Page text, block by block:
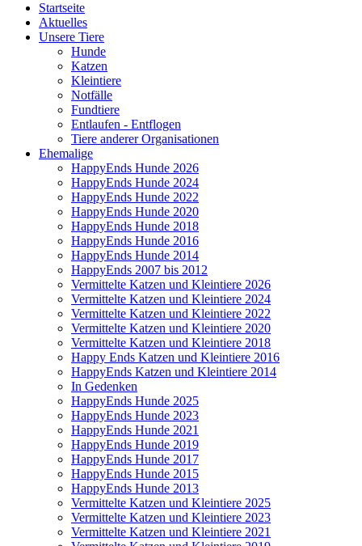
Startseite
Aktuelles
Unsere Tiere
Hunde
Katzen
Kleintiere
Notfälle
Fundtiere
Entlaufen - Entflogen
Tiere anderer Organisationen
Ehemalige
HappyEnds Hunde 2026
HappyEnds Hunde 2024
HappyEnds Hunde 2022
HappyEnds Hunde 2020
HappyEnds Hunde 2018
HappyEnds Hunde 2016
HappyEnds Hunde 2014
HappyEnds 2007 bis 2012
Vermittelte Katzen und Kleintiere 2026
Vermittelte Katzen und Kleintiere 2024
Vermittelte Katzen und Kleintiere 2022
Vermittelte Katzen und Kleintiere 2020
Vermittelte Katzen und Kleintiere 2018
Happy Ends Katzen und Kleintiere 2016
HappyEnds Katzen und Kleintiere 2014
In Gedenken
HappyEnds Hunde 2025
HappyEnds Hunde 2023
HappyEnds Hunde 2021
HappyEnds Hunde 2019
HappyEnds Hunde 2017
HappyEnds Hunde 2015
HappyEnds Hunde 2013
Vermittelte Katzen und Kleintiere 2025
Vermittelte Katzen und Kleintiere 2023
Vermittelte Katzen und Kleintiere 2021